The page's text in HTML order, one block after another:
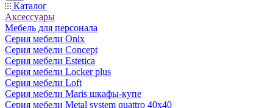
Каталог
Аксессуары
Мебель для персонала
Серия мебели Onix
Серия мебели Concept
Серия мебели Estetica
Серия мебели Locker plus
Серия мебели Loft
Серия мебели Maris шкафы-купе
Серия мебели Metal system quattro 40x40